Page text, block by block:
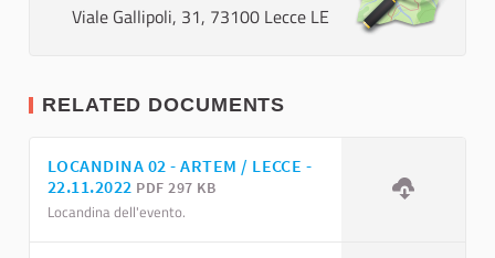
Viale Gallipoli, 31, 73100 Lecce LE
RELATED DOCUMENTS
LOCANDINA 02 - ARTEM / LECCE -
22.11.2022 PDF 297 KB
Locandina dell'evento.